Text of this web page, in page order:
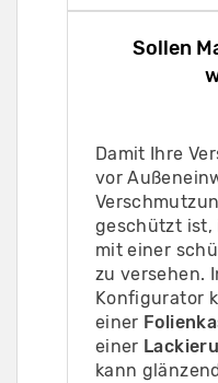
Sollen
Damit Ihre
vor
geschützt ist,
mit einer
zu versehen.
Konfigurator
einer
einer
kann